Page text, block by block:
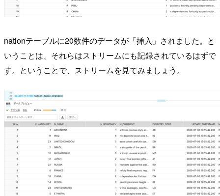
nationテーブルに20数件のデータが「挿入」されました。と
いうことは、それらはストリームにも記録されているはずで
す。ということで、ストリームを見てみましょう。